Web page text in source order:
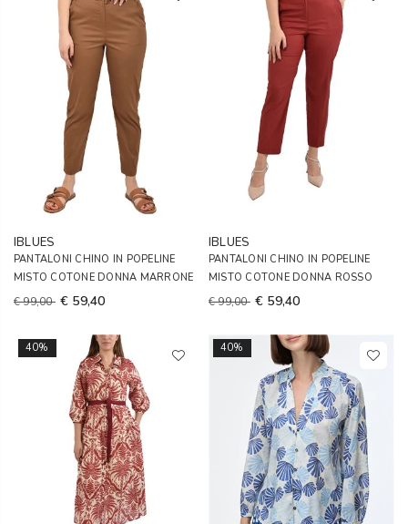
IBLUES
PANTALONI CHINO IN POPELINE
MISTO COTONE DONNA MARRONE
€ 99,00 € 59,40
IBLUES
PANTALONI CHINO IN POPELINE
MISTO COTONE DONNA ROSSO
€ 99,00 € 59,40
40% 40%